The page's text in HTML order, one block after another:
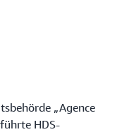
„Agence
HDS-